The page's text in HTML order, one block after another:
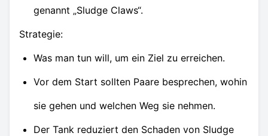
genannt „Sludge Claws“.
Strategie:
Was man tun will, um ein Ziel zu erreichen.
Vor dem Start sollten Paare besprechen, wohin
sie gehen und welchen Weg sie nehmen.
Der Tank reduziert den Schaden von Sludge